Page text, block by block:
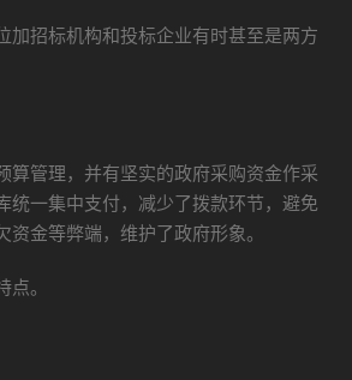
加招标机构和投标企业有时甚至是两方
算管理，并有坚实的政府采购资金作采
统一集中支付，减少了拨款环节，避免
资金等弊端，维护了政府形象。
。